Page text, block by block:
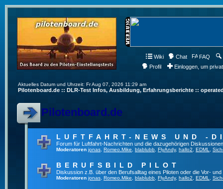
Wiki Chat FAQ
Profil
Einloggen, um
Aktuelles Datum und Uhrzeit: Fr Aug 07, 2026 11:29 am
Pilotenboard.de :: DLR-Test Infos, Ausbildung, Erfahrungsberichte ::
Pilotenboard.de
LUFTFAHRT-NEWS UND -
Forum für Luftfahrt-Nachrichten und die dazugehörigen
Moderatoren jonas Romeo.Mike blablubb FlyAndy, hallo2 EDML
BERUFSBILD PILOT
Diskussion z.B. über den Berufsalltag eines Piloten oder die Vor-
Moderatoren jonas Romeo.Mike blablubb FlyAndy, hallo2 EDML